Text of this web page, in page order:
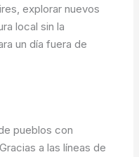
explorar nuevos
local sin la
un día fuera de
pueblos con
a las líneas de